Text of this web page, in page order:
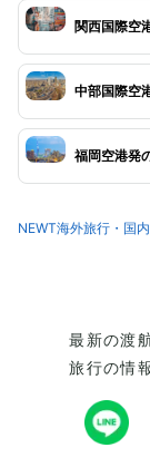
関西国際空
中部国際空
福岡空港発
NEWT海外旅行・国
最新の渡
旅行の情